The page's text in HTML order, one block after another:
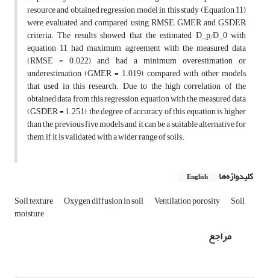
resource and obtained regression model in this study (Equation 11)
were evaluated and compared using RMSE, GMER and GSDER
criteria. The results showed that the estimated D_p⁄D_0 with
equation 11 had maximum agreement with the measured data
(RMSE = 0.022) and had a minimum overestimation or
underestimation (GMER = 1.019), compared with other models
that used in this research. Due to the high correlation of the
obtained data from this regression equation with the measured data
(GSDER = 1.251), the degree of accuracy of this equation is higher
than the previous five models and it can be a suitable alternative for
them, if it is validated with a wider range of soils.
کلیدواژه‌ها English
Soil texture Oxygen diffusion in soil Ventilation porosity Soil
moisture
مراجع